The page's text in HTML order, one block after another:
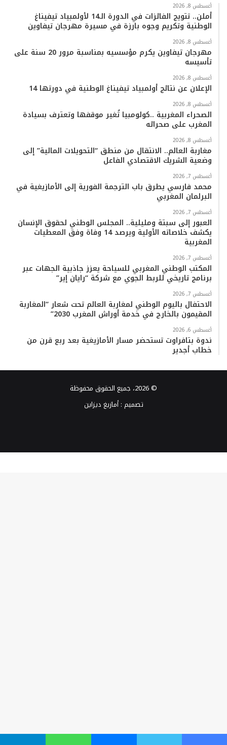
و
ك
ر
و
ب
ق
ر
م
o
k
ا
ب
أغسطس 8, 2026
أملن.. تتويج الفائزات في الدورة الـ14 لأولمبياد تيفيناغ
الوطنية وتكريم وجوه بارزة في مسيرة مهرجان تيفاوين
أغسطس 8, 2026
مهرجان تيفاوين يكرم مؤسسيه بمناسبة مرور 20 سنة على
تأسيسه
أغسطس 8, 2026
الإعلان عن نتائج أولمبياد تيفيناغ الوطنية في دورتها 14
أغسطس 8, 2026
الصحراء المغربية ..كولومبيا تُغير موقفها وتعترف بسيادة
المغرب على صحرائه
أغسطس 8, 2026
مغاربة العالم.. الانتقال من منطق “التحويلات المالية” إلى
وضعية الشريك الاقتصادي الفاعل
أغسطس 7, 2026
محمد فارسي يطرق باب الترجمة الفورية إلى الأمازيغية في
البرلمان المغربي
أغسطس 7, 2026
العبور إلى سبتة ومليلية.. المجلس الوطني لحقوق الإنسان
يكشف خلاصاته الأولية ويرصد 14 وفاة وفق المعطيات
المغربية
أغسطس 7, 2026
المكتب الوطني المغربي للسياحة يعزز جاذبية الجهات عبر
برنامج تاريخي للربط الجوي مع شركة “رايان إير”
أغسطس 7, 2026
الاحتفال باليوم الوطني لمغاربة العالم تحت شعار “المغاربة
المقيمون بالخارج في خدمة أوراش المغرب 2030”
أغسطس 6, 2026
ندوة بتافراوت تستحضر مسار الأمازيغية بعد ربع قرن من
خطاب أجدير
© 2026، جميع الحقوق محفوظة
تصميم :أمازيغ ديزاين